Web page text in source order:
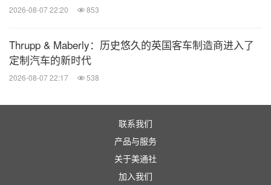
砂之船通过持续的营销活动与会员回馈 让每一次到
店都成为消费者的温暖奔赴
砂之船最宝贵的资产不是那些亮眼的数字和荣誉，而
是你们。是约220万西安会员的那一句"我每周都
2026-08-07 22:20 853
Thrupp & Maberly：历史悠久的英国客车制造商进入了
定制汽车的新时代
2026-08-07 22:17 538
联系我们
产品与服务
关于美通社
加入我们